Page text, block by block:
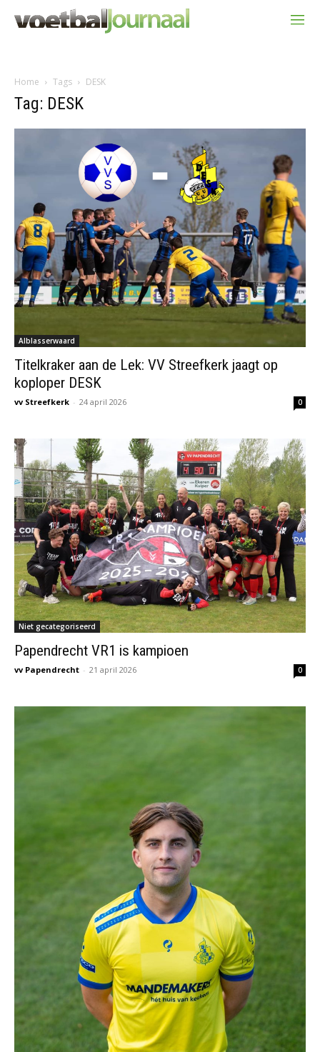
Home Tags DESK
Tag: DESK
Alblasserwaard
Titelkraker aan de Lek: VV Streefkerk jaagt op
koploper DESK
vv Streefkerk - 24 april 2026 0
Niet gecategoriseerd
Papendrecht VR1 is kampioen
vv Papendrecht - 21 april 2026 0